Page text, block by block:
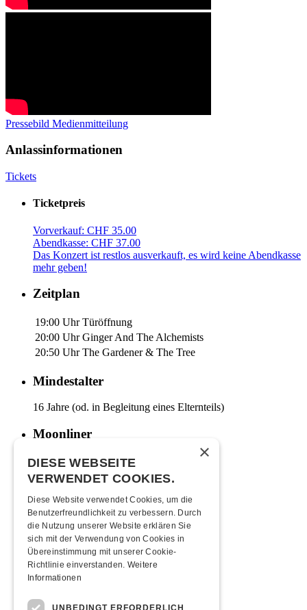
Pressebild Medienmitteilung
Anlassinformationen
Tickets
Ticketpreis
Vorverkauf: CHF 35.00
Abendkasse: CHF 37.00
Das Konzert ist restlos ausverkauft, es wird keine Abendkasse
mehr geben!
Zeitplan
19:00 Uhr Türöffnung
20:00 Uhr Ginger And The Alchemists
20:50 Uhr The Gardener & The Tree
Mindestalter
16 Jahre (od. in Begleitung eines Elternteils)
Moonliner
Moonlinerfahrplan ab Kofmehl
Anreise
Mit den ÖVs | Mit dem Auto | Zu Fuss
Übernachten
Jugendherberge Solothurn (inkl. Rabatt)
Hotel Kreuz Solothurn
H4 Hotel
×
DIESE WEBSEITE
VERWENDET COOKIES.
Diese Website verwendet Cookies, um die
Benutzerfreundlichkeit zu verbessern. Durch
die Nutzung unserer Website erklären Sie
sich mit der Verwendung von Cookies in
Übereinstimmung mit unserer Cookie-
Richtlinie einverstanden. Weitere
Informationen
UNBEDINGT ERFORDERLICH